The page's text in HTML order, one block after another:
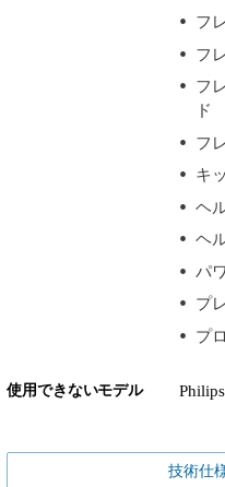
フ
フ
フ
ド
フ
キ
ヘ
ヘ
パ
プ
プ
使用できないモデル
技術仕